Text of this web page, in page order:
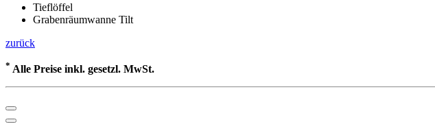
Tieflöffel
Grabenräumwanne Tilt
zurück
* Alle Preise inkl. gesetzl. MwSt.